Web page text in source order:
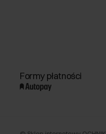
Formy płatności